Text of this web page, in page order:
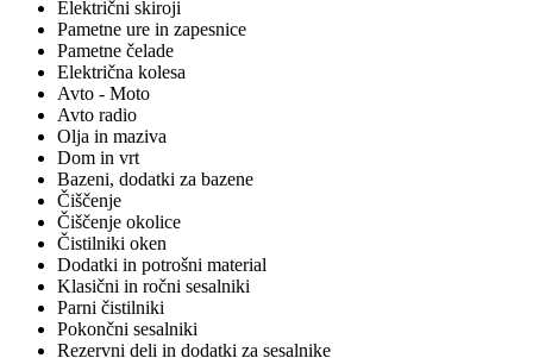
Električni skiroji
Pametne ure in zapesnice
Pametne čelade
Električna kolesa
Avto - Moto
Avto radio
Olja in maziva
Dom in vrt
Bazeni, dodatki za bazene
Čiščenje
Čiščenje okolice
Čistilniki oken
Dodatki in potrošni material
Klasični in ročni sesalniki
Parni čistilniki
Pokončni sesalniki
Rezervni deli in dodatki za sesalnike